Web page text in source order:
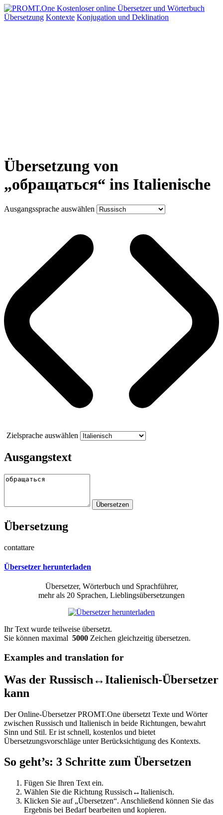
Übersetzung Kontexte Konjugation und Deklination
Übersetzung von
„обращаться“ ins Italienische
Ausgangssprache auswählen
Zielsprache auswählen
Ausgangstext
Übersetzung
contattare
Übersetzer herunterladen
Übersetzer, Wörterbuch und Sprachführer,
mehr als 20 Sprachen, Lieblingsübersetzungen
Ihr Text wurde teilweise übersetzt.
Sie können maximal 5000 Zeichen gleichzeitig übersetzen.
Examples and translation for
Was der Russisch↔Italienisch-Übersetzer
kann
Der Online-Übersetzer PROMT.One übersetzt Texte und Wörter
zwischen Russisch und Italienisch in beide Richtungen, bewahrt
Sinn und Stil. Er ist schnell, kostenlos und bietet
Übersetzungsvorschläge unter Berücksichtigung des Kontexts.
So geht’s: 3 Schritte zum Übersetzen
Fügen Sie Ihren Text ein.
Wählen Sie die Richtung Russisch↔Italienisch.
Klicken Sie auf „Übersetzen“. Anschließend können Sie das
Ergebnis bei Bedarf bearbeiten und kopieren.